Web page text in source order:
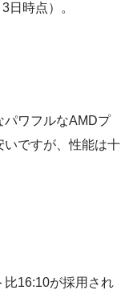
日時点）。
パワフルなAMDプ
いですが、性能は十
比16:10が採用され